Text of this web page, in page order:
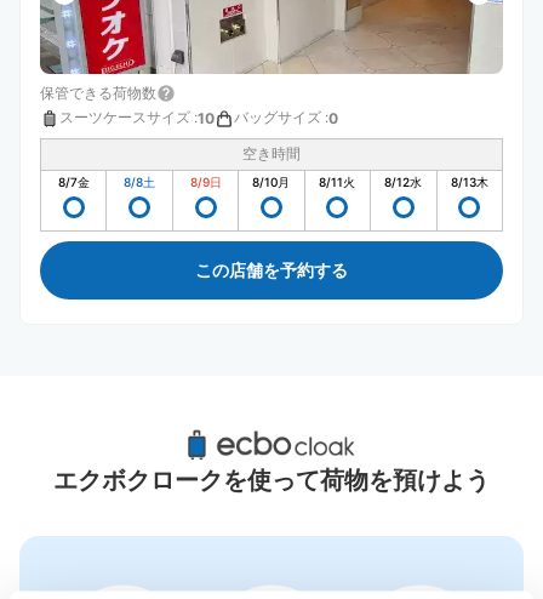
保管できる荷物数
スーツケースサイズ :10 バッグサイズ :0
空き時間
8/7金 8/8土 8/9日 8/10月 8/11火 8/12水 8/13木
この店舗を予約する
郡山駅周辺のおすすめコインロッカー
7件
エクボクロークを使って荷物を預けよう